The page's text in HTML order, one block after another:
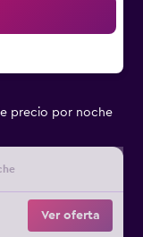
precio por noche
Ver oferta